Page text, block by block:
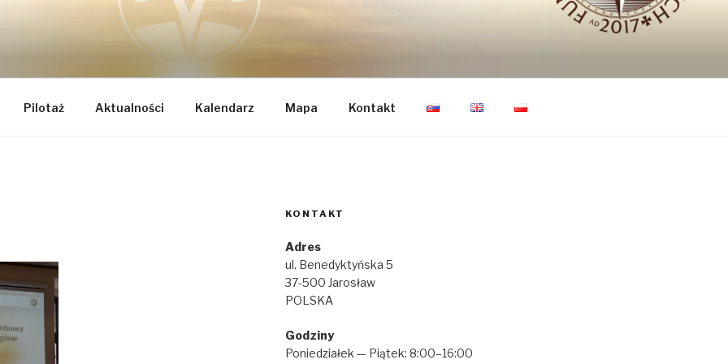
ODNOWY CZŁOWIEKA
Pilotaż Aktualności Kalendarz Mapa Kontakt
KONTAKT
Adres
ul. Benedyktyńska 5
37-500 Jarosław
POLSKA
Godziny
Poniedziałek — Piątek: 8:00–16:00